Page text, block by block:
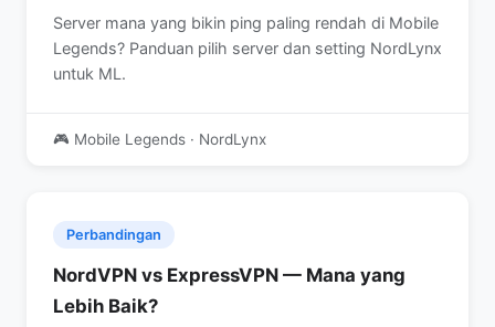
Server mana yang bikin ping paling rendah di Mobile
Legends? Panduan pilih server dan setting NordLynx
untuk ML.
🎮 Mobile Legends · NordLynx
Perbandingan
NordVPN vs ExpressVPN — Mana yang
Lebih Baik?